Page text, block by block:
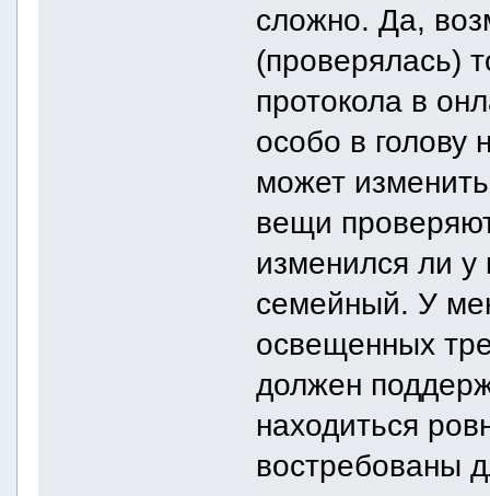
сложно. Да,
(проверялась)
протокола в
особо в голову
может
вещи
изменился ли у
семейный. У
освещенных
должен
находиться
востребованы